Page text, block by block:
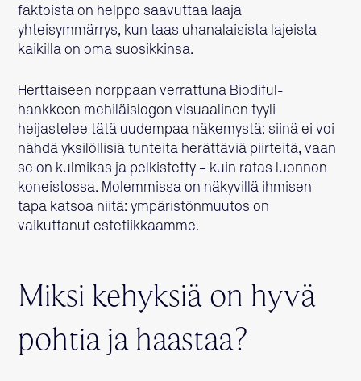
faktoista on helppo saavuttaa laaja
yhteisymmärrys, kun taas uhanalaisista lajeista
kaikilla on oma suosikkinsa.
Herttaiseen norppaan verrattuna Biodiful-
hankkeen mehiläislogon visuaalinen tyyli
heijastelee tätä uudempaa näkemystä: siinä ei voi
nähdä yksilöllisiä tunteita herättäviä piirteitä, vaan
se on kulmikas ja pelkistetty – kuin ratas luonnon
koneistossa. Molemmissa on näkyvillä ihmisen
tapa katsoa niitä: ympäristönmuutos on
vaikuttanut estetiikkaamme.
Miksi kehyksiä on hyvä
pohtia ja haastaa?